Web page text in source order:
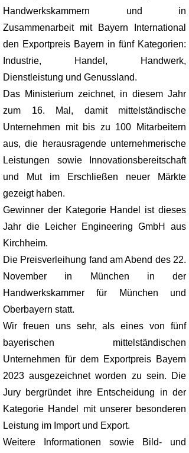
Handwerkskammern und in
Zusammenarbeit mit Bayern International
den Exportpreis Bayern in fünf Kategorien:
Industrie, Handel, Handwerk,
Dienstleistung und Genussland.
Das Ministerium zeichnet, in diesem Jahr
zum 16. Mal, damit mittelständische
Unternehmen mit bis zu 100 Mitarbeitern
aus, die herausragende unternehmerische
Leistungen sowie Innovationsbereitschaft
und Mut im Erschließen neuer Märkte
gezeigt haben.
Gewinner der Kategorie Handel ist dieses
Jahr die Leicher Engineering GmbH aus
Kirchheim.
Die Preisverleihung fand am Abend des 22.
November in München in der
Handwerkskammer für München und
Oberbayern statt.
Wir freuen uns sehr, als eines von fünf
bayerischen mittelständischen
Unternehmen für dem Exportpreis Bayern
2023 ausgezeichnet worden zu sein. Die
Jury bergründet ihre Entscheidung in der
Kategorie Handel mit unserer besonderen
Leistung im Import und Export.
Weitere Informationen sowie Bild- und